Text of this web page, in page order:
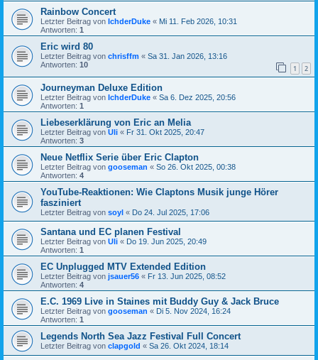
Rainbow Concert
Letzter Beitrag von IchderDuke « Mi 11. Feb 2026, 10:31
Antworten: 1
Eric wird 80
Letzter Beitrag von chrisffm « Sa 31. Jan 2026, 13:16
Antworten: 10 1 2
Journeyman Deluxe Edition
Letzter Beitrag von IchderDuke « Sa 6. Dez 2025, 20:56
Antworten: 1
Liebeserklärung von Eric an Melia
Letzter Beitrag von Uli « Fr 31. Okt 2025, 20:47
Antworten: 3
Neue Netflix Serie über Eric Clapton
Letzter Beitrag von gooseman « So 26. Okt 2025, 00:38
Antworten: 4
YouTube-Reaktionen: Wie Claptons Musik junge Hörer
fasziniert
Letzter Beitrag von soyl « Do 24. Jul 2025, 17:06
Santana und EC planen Festival
Letzter Beitrag von Uli « Do 19. Jun 2025, 20:49
Antworten: 1
EC Unplugged MTV Extended Edition
Letzter Beitrag von jsauer56 « Fr 13. Jun 2025, 08:52
Antworten: 4
E.C. 1969 Live in Staines mit Buddy Guy & Jack Bruce
Letzter Beitrag von gooseman « Di 5. Nov 2024, 16:24
Antworten: 1
Legends North Sea Jazz Festival Full Concert
Letzter Beitrag von clapgold « Sa 26. Okt 2024, 18:14